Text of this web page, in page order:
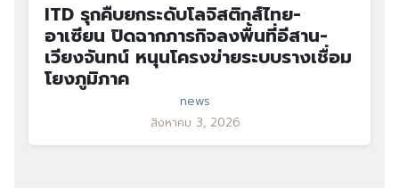
ITD รุกคืบยกระดับโลจิสติกส์ไทย-
อาเซียน ปิดฉากภารกิจลงพื้นที่อีสาน-
เวียงจันทน์ หนุนโครงข่ายระบบรางเชื่อม
โยงภูมิภาค
news
สิงหาคม 3, 2026